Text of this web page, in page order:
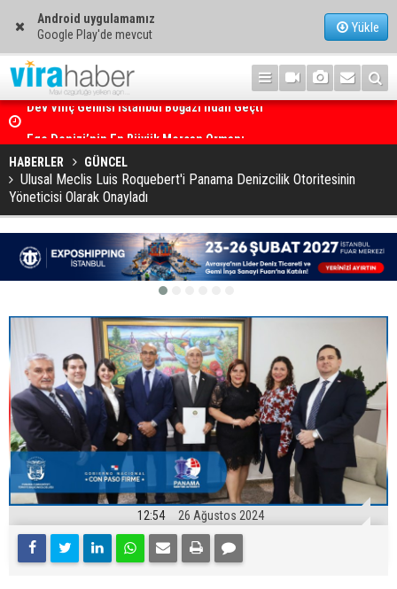
Android uygulamamız
Google Play'de mevcut
Yükle
HABERLER GÜNCEL
Ulusal Meclis Luis Roquebert'i Panama Denizcilik Otoritesinin
Yöneticisi Olarak Onayladı
12:54 26 Ağustos 2024